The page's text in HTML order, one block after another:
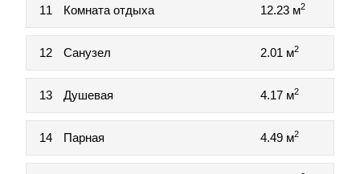
11 Комната отдыха 12.23 м2
12 Санузел 2.01 м2
13 Душевая 4.17 м2
14 Парная 4.49 м2